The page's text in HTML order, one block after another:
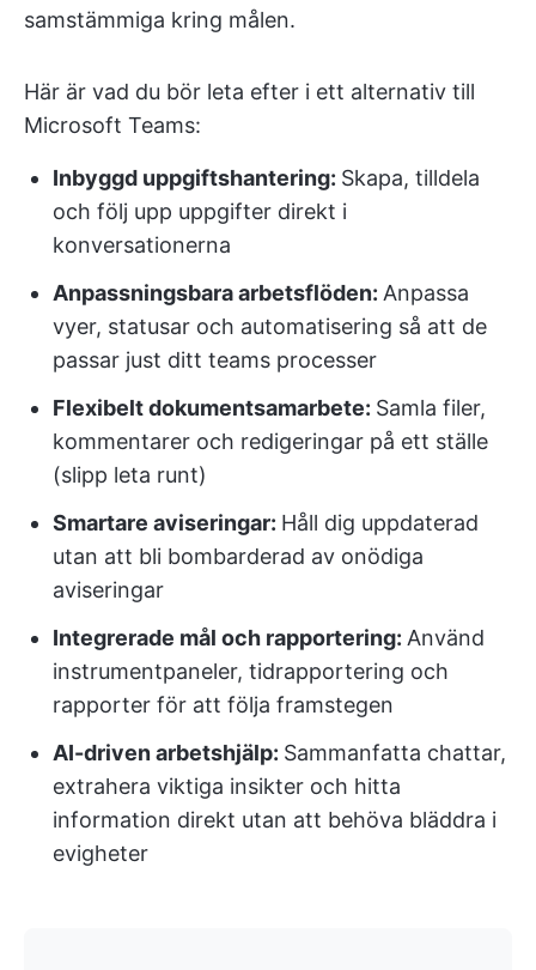
samstämmiga kring målen.
Här är vad du bör leta efter i ett alternativ till
Microsoft Teams:
Inbyggd uppgiftshantering: Skapa, tilldela
och följ upp uppgifter direkt i
konversationerna
Anpassningsbara arbetsflöden: Anpassa
vyer, statusar och automatisering så att de
passar just ditt teams processer
Flexibelt dokumentsamarbete: Samla filer,
kommentarer och redigeringar på ett ställe
(slipp leta runt)
Smartare aviseringar: Håll dig uppdaterad
utan att bli bombarderad av onödiga
aviseringar
Integrerade mål och rapportering: Använd
instrumentpaneler, tidrapportering och
rapporter för att följa framstegen
AI-driven arbetshjälp: Sammanfatta chattar,
extrahera viktiga insikter och hitta
information direkt utan att behöva bläddra i
evigheter